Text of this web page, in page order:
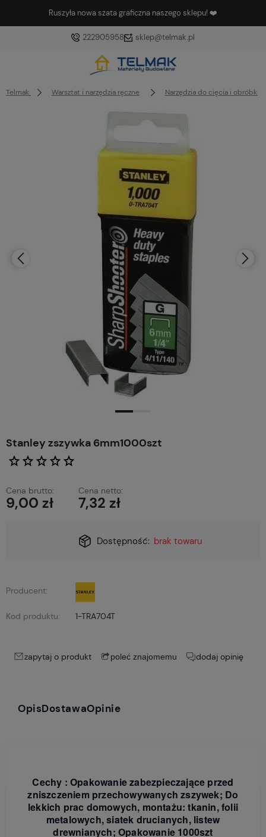
Ruszyła nowa szata graficzna naszego sklepu! ❤️
222905958 sklep@telmak.pl
Telmak Warsztat i narzędzia ręczne Narzędzia do cięcia i obróbki
Stanley zszywka 6mm1000szt
Cena brutto:
9,00 zł
Cena netto:
7,32 zł
Dostępność: brak towaru
Producent:
Kod produktu: 1-TRA704T
zapytaj o produkt poleć znajomemu dodaj opinię
OpisDostawaOpinie
Cechy : Opakowanie zabezpieczające przed
zniszczeniem przechowywanych zszywek; Do
lekkich prac domowych, montażu: tkanin, folii
metalowych, siatek drucianych, listew
drewnianych; Opakowanie 1000szt